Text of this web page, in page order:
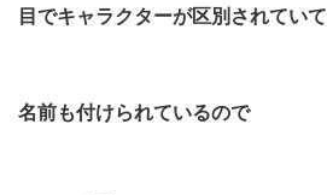
目でキャラクターが区別されていて
名前も付けられているので